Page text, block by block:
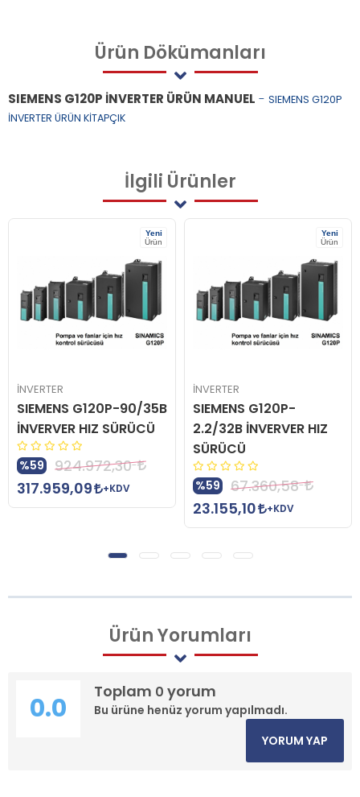
Ürün Dökümanları
SIEMENS G120P İNVERTER ÜRÜN MANUEL - SIEMENS G120P
İNVERTER ÜRÜN KİTAPÇIK
İlgili Ürünler
Yeni
Ürün
İNVERTER
SIEMENS G120P-90/35B
İNVERVER HIZ SÜRÜCÜ
%59
924.972,30
317.959,09
+KDV
Yeni
Ürün
İNVERTER
SIEMENS G120P-
2.2/32B İNVERVER HIZ
SÜRÜCÜ
%59
67.360,58
23.155,10
+KDV
ÜrünYorumları
Toplam 0 yorum
Bu ürüne henüz yorum yapılmadı.
0.0
YORUM YAP